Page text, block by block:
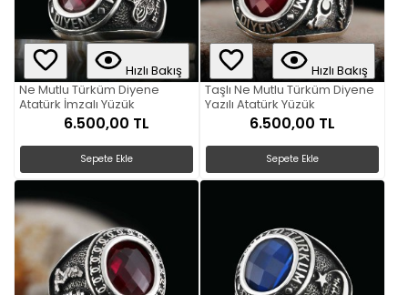
Hızlı Bakış
Ne Mutlu Türküm Diyene
Atatürk İmzalı Yüzük
6.500,00 TL
Sepete Ekle
Hızlı Bakış
Taşlı Ne Mutlu Türküm Diyene
Yazılı Atatürk Yüzük
6.500,00 TL
Sepete Ekle